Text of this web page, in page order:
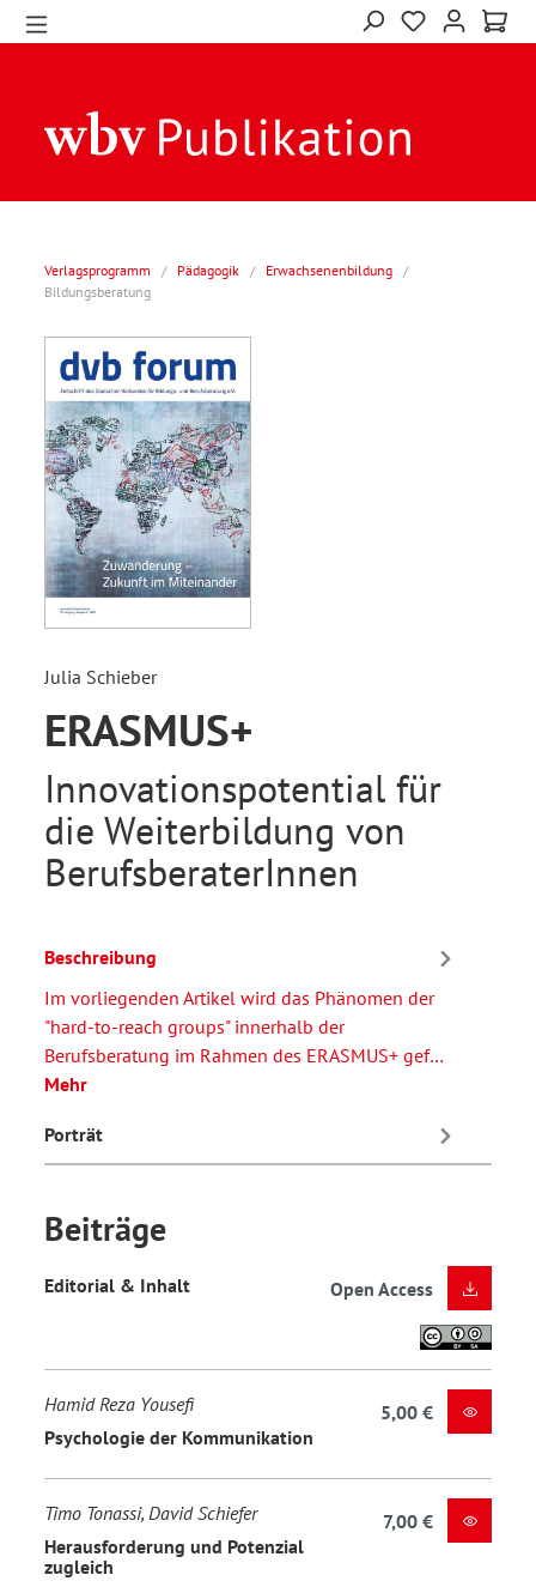
Verlagsprogramm / Pädagogik / Erwachsenenbildung /
Bildungsberatung
Julia Schieber
ERASMUS+
Innovationspotential für
die Weiterbildung von
BerufsberaterInnen
Beschreibung
Im vorliegenden Artikel wird das Phänomen der
"hard-to-reach groups" innerhalb der
Berufsberatung im Rahmen des ERASMUS+ gef…
Mehr
Porträt
Beiträge
Editorial & Inhalt Open Access
Hamid Reza Yousefi
Psychologie der Kommunikation
5,00 €
Timo Tonassi, David Schiefer
Herausforderung und Potenzial
zugleich
7,00 €